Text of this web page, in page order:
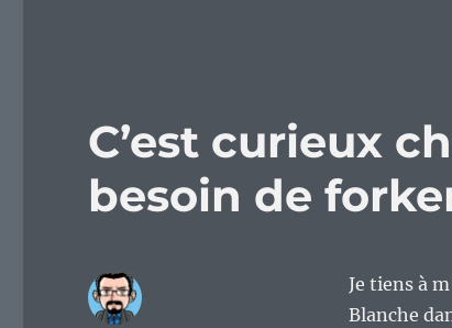
C’est curieux
besoin de
Je tiens à
Blanche